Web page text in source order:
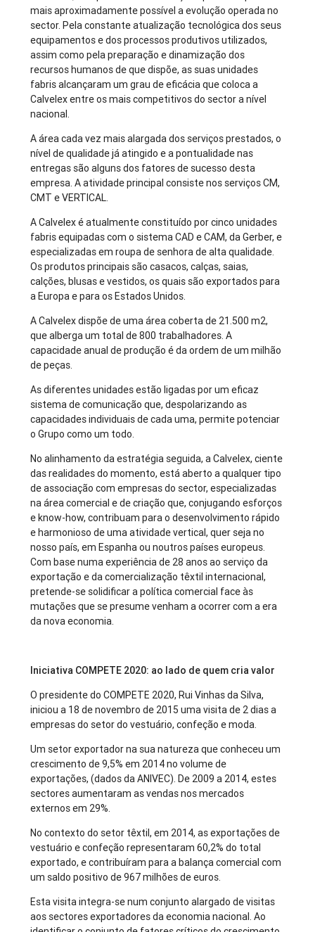
mais aproximadamente possível a evolução operada no
sector. Pela constante atualização tecnológica dos seus
equipamentos e dos processos produtivos utilizados,
assim como pela preparação e dinamização dos
recursos humanos de que dispõe, as suas unidades
fabris alcançaram um grau de eficácia que coloca a
Calvelex entre os mais competitivos do sector a nível
nacional.
A área cada vez mais alargada dos serviços prestados, o
nível de qualidade já atingido e a pontualidade nas
entregas são alguns dos fatores de sucesso desta
empresa. A atividade principal consiste nos serviços CM,
CMT e VERTICAL.
A Calvelex é atualmente constituído por cinco unidades
fabris equipadas com o sistema CAD e CAM, da Gerber, e
especializadas em roupa de senhora de alta qualidade.
Os produtos principais são casacos, calças, saias,
calções, blusas e vestidos, os quais são exportados para
a Europa e para os Estados Unidos.
A Calvelex dispõe de uma área coberta de 21.500 m2,
que alberga um total de 800 trabalhadores. A
capacidade anual de produção é da ordem de um milhão
de peças.
As diferentes unidades estão ligadas por um eficaz
sistema de comunicação que, despolarizando as
capacidades individuais de cada uma, permite potenciar
o Grupo como um todo.
No alinhamento da estratégia seguida, a Calvelex, ciente
das realidades do momento, está aberto a qualquer tipo
de associação com empresas do sector, especializadas
na área comercial e de criação que, conjugando esforços
e know-how, contribuam para o desenvolvimento rápido
e harmonioso de uma atividade vertical, quer seja no
nosso país, em Espanha ou noutros países europeus.
Com base numa experiência de 28 anos ao serviço da
exportação e da comercialização têxtil internacional,
pretende-se solidificar a política comercial face às
mutações que se presume venham a ocorrer com a era
da nova economia.
Iniciativa COMPETE 2020: ao lado de quem cria valor
O presidente do COMPETE 2020, Rui Vinhas da Silva,
iniciou a 18 de novembro de 2015 uma visita de 2 dias a
empresas do setor do vestuário, confeção e moda.
Um setor exportador na sua natureza que conheceu um
crescimento de 9,5% em 2014 no volume de
exportações, (dados da ANIVEC). De 2009 a 2014, estes
sectores aumentaram as vendas nos mercados
externos em 29%.
No contexto do setor têxtil, em 2014, as exportações de
vestuário e confeção representaram 60,2% do total
exportado, e contribuíram para a balança comercial com
um saldo positivo de 967 milhões de euros.
Esta visita integra-se num conjunto alargado de visitas
aos sectores exportadores da economia nacional. Ao